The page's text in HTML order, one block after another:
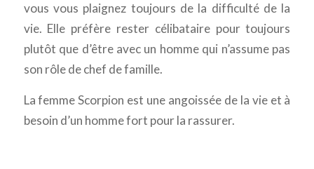
vous vous plaignez toujours de la difficulté de la
vie. Elle préfère rester célibataire pour toujours
plutôt que d’être avec un homme qui n’assume pas
son rôle de chef de famille.
La femme Scorpion est une angoissée de la vie et à
besoin d’un homme fort pour la rassurer.